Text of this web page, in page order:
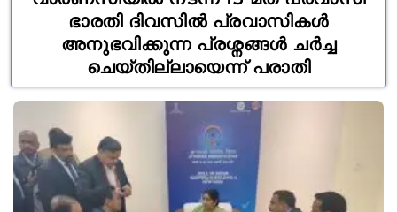
ഭാരതി ദിവസിൽ പ്രവാസികൾ
അനുഭവിക്കുന്ന പ്രശ്നങ്ങൾ ചർച്ച
ചെയ്തില്ലായെന്ന് പരാതി